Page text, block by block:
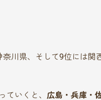
川県、そして9位には
ていくと、 広島・兵庫・